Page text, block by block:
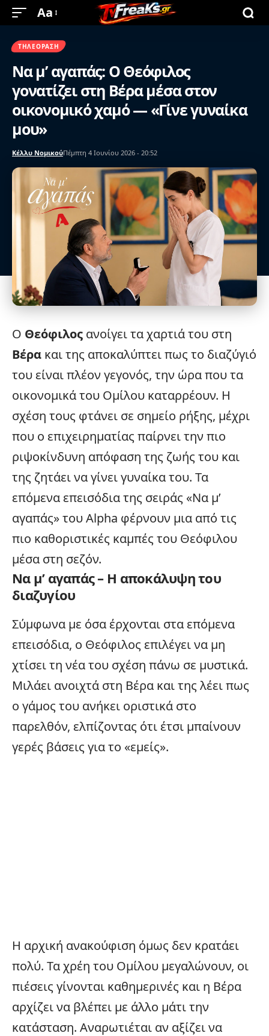
Aa
ΤΗΛΕΌΡΑΣΗ
Να μ’ αγαπάς: Ο Θεόφιλος
γονατίζει στη Βέρα μέσα στον
οικονομικό χαμό — «Γίνε γυναίκα
μου»
Κέλλυ ΝομικούΠέμπτη 4 Ιουνίου 2026 - 20:52
Ο Θεόφιλος ανοίγει τα χαρτιά του στη
Βέρα και της αποκαλύπτει πως το διαζύγιό
του είναι πλέον γεγονός, την ώρα που τα
οικονομικά του Ομίλου καταρρέουν. Η
σχέση τους φτάνει σε σημείο ρήξης, μέχρι
που ο επιχειρηματίας παίρνει την πιο
ριψοκίνδυνη απόφαση της ζωής του και
της ζητάει να γίνει γυναίκα του. Τα
επόμενα επεισόδια της σειράς «Να μ’
αγαπάς» τουAlpha φέρνουν μια από τις
πιο καθοριστικές καμπές του Θεόφιλου
μέσα στη σεζόν.
Να μ’ αγαπάς – Η αποκάλυψη του
διαζυγίου
Σύμφωνα με όσα έρχονται στα επόμενα
επεισόδια, ο Θεόφιλος επιλέγει να μη
χτίσει τη νέα του σχέση πάνω σε μυστικά.
Μιλάει ανοιχτά στη Βέρα και της λέει πως
ο γάμος του ανήκει οριστικά στο
παρελθόν, ελπίζοντας ότι έτσι μπαίνουν
γερές βάσεις για το «εμείς».
Η αρχική ανακούφιση όμως δεν κρατάει
πολύ. Τα χρέη του Ομίλου μεγαλώνουν, οι
πιέσεις γίνονται καθημερινές και η Βέρα
αρχίζει να βλέπει με άλλο μάτι την
κατάσταση. Αναρωτιέται αν αξίζει να